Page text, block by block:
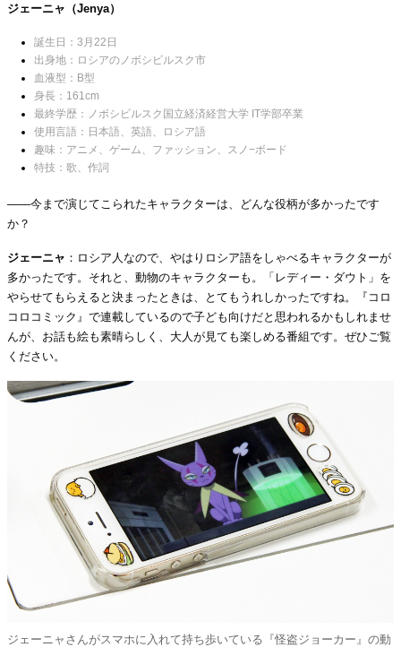
ジェーニャ（Jenya）
誕生日：3月22日
出身地：ロシアのノボシビルスク市
血液型：B型
身長：161cm
最終学歴：ノボシビルスク国立経済経営大学 IT学部卒業
使用言語：日本語、英語、ロシア語
趣味：アニメ、ゲーム、ファッション、スノ−ボード
特技：歌、作詞
――今まで演じてこられたキャラクターは、どんな役柄が多かったです
か？
ジェーニャ ：ロシア人なので、やはりロシア語をしゃべるキャラクターが
多かったです。それと、動物のキャラクターも。「レディー・ダウト」を
やらせてもらえると決まったときは、とてもうれしかったですね。『コロ
コロコミック』で連載しているので子ども向けだと思われるかもしれませ
んが、お話も絵も素晴らしく、大人が見ても楽しめる番組です。ぜひご覧
ください。
ジェーニャさんがスマホに入れて持ち歩いている『怪盗ジョーカー』の動